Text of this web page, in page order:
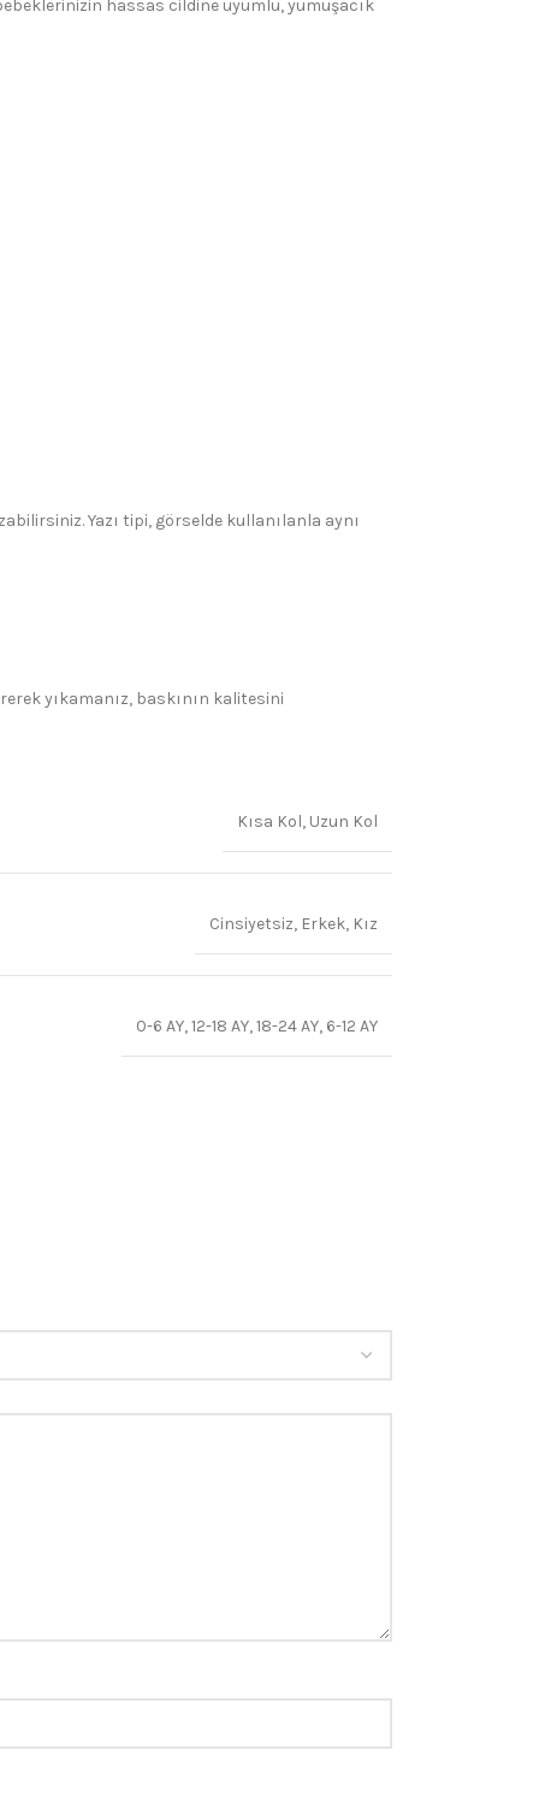
hassas cildine uyumlu, yumuşacık
Yazı tipi, görselde kullanılanla aynı
yıkamanız, baskının kalitesini
Kısa Kol, Uzun Kol
Cinsiyetsiz, Erkek, Kız
0-6 AY,12-18 AY,18-24 AY, 6-12 AY